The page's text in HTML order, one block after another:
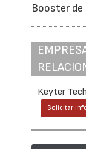
Booster
Keyter
Solicitar